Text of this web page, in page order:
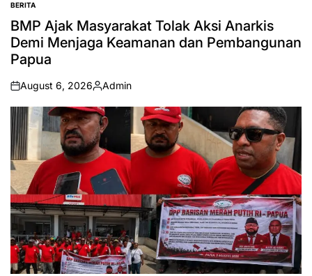
POSTED
IN
BERITA
BMP Ajak Masyarakat Tolak Aksi Anarkis
Demi Menjaga Keamanan dan Pembangunan
Papua
on
August 6, 2026
Posted
by
Admin